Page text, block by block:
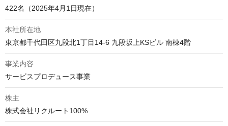
422名（2025年4月1日現在）
本社所在地
東京都千代田区九段北1丁目14-6 九段坂上KSビル 南棟4階
事業内容
サービスプロデュース事業
株主
株式会社リクルート100%